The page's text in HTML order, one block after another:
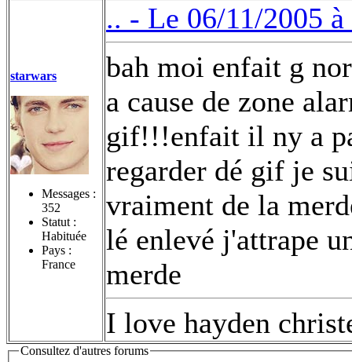
starwars
Messages :
352
Statut :
Habituée
Pays :
France
.. - Le 06/11/2005
bah moi enfait g
a cause de zone
gif!!!enfait il ny a
regarder dé gif je
vraiment de la
lé enlevé j'attrape
merde
I love hayden
Consultez d'autres forums